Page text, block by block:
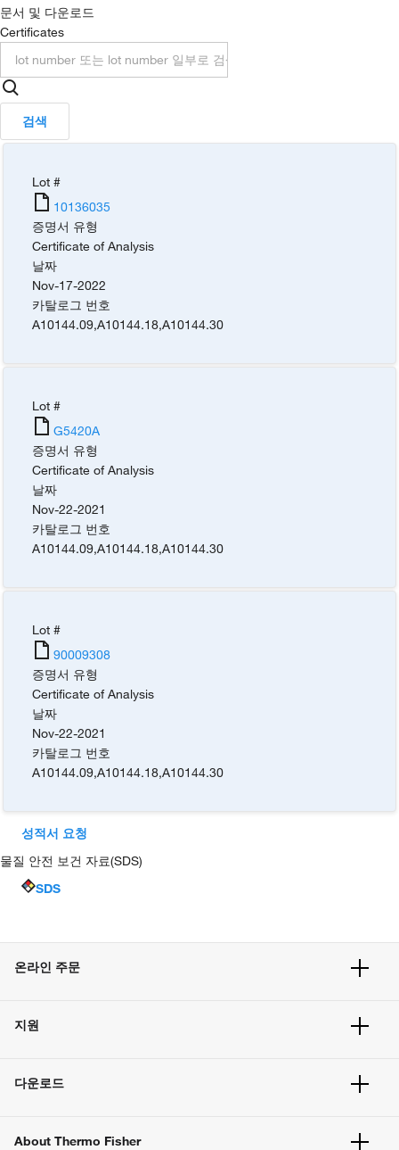
문서 및 다운로드
Certificates
검색
Lot #
10136035
증명서 유형
Certificate of Analysis
날짜
Nov-17-2022
카탈로그 번호
A10144.09,A10144.18,A10144.30
Lot #
G5420A
증명서 유형
Certificate of Analysis
날짜
Nov-22-2021
카탈로그 번호
A10144.09,A10144.18,A10144.30
Lot #
90009308
증명서 유형
Certificate of Analysis
날짜
Nov-22-2021
카탈로그 번호
A10144.09,A10144.18,A10144.30
성적서 요청
물질 안전 보건 자료(SDS)
SDS
온라인 주문
주문 방법
벌크 주문
지원
고객 센터
웹사이트 개선사항
다운로드
About Thermo Fisher